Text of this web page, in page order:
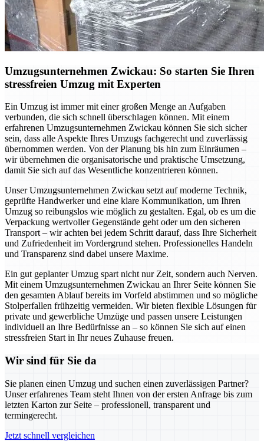
Umzugsunternehmen Zwickau: So starten Sie Ihren
stressfreien Umzug mit Experten
Ein Umzug ist immer mit einer großen Menge an Aufgaben
verbunden, die sich schnell überschlagen können. Mit einem
erfahrenen Umzugsunternehmen Zwickau können Sie sich sicher
sein, dass alle Aspekte Ihres Umzugs fachgerecht und zuverlässig
übernommen werden. Von der Planung bis hin zum Einräumen –
wir übernehmen die organisatorische und praktische Umsetzung,
damit Sie sich auf das Wesentliche konzentrieren können.
Unser Umzugsunternehmen Zwickau setzt auf moderne Technik,
geprüfte Handwerker und eine klare Kommunikation, um Ihren
Umzug so reibungslos wie möglich zu gestalten. Egal, ob es um die
Verpackung wertvoller Gegenstände geht oder um den sicheren
Transport – wir achten bei jedem Schritt darauf, dass Ihre Sicherheit
und Zufriedenheit im Vordergrund stehen. Professionelles Handeln
und Transparenz sind dabei unsere Maxime.
Ein gut geplanter Umzug spart nicht nur Zeit, sondern auch Nerven.
Mit einem Umzugsunternehmen Zwickau an Ihrer Seite können Sie
den gesamten Ablauf bereits im Vorfeld abstimmen und so mögliche
Stolperfallen frühzeitig vermeiden. Wir bieten flexible Lösungen für
private und gewerbliche Umzüge und passen unsere Leistungen
individuell an Ihre Bedürfnisse an – so können Sie sich auf einen
stressfreien Start in Ihr neues Zuhause freuen.
Wir sind für Sie da
Sie planen einen Umzug und suchen einen zuverlässigen Partner?
Unser erfahrenes Team steht Ihnen von der ersten Anfrage bis zum
letzten Karton zur Seite – professionell, transparent und
termingerecht.
Jetzt schnell vergleichen